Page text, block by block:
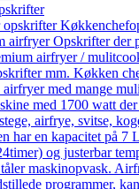
Køkkenchef
airfryer Opskrifter der
airfryer /
mm. Køkken
med mange
med 1700 watt
airfrye, svitse,
har en kapacitet på 7
og justerbar
maskinopvask.
programmer,